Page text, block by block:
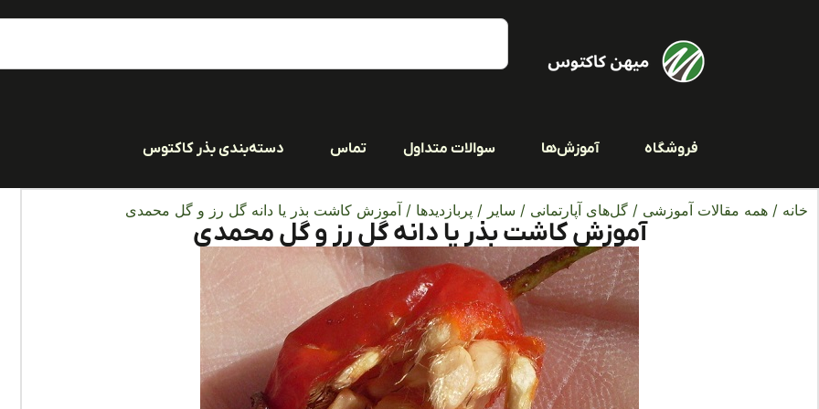
فروشگاه آموزش‌ها سوالات متداول تماس دسته‌بندی بذر کاکتوس
خانه / همه مقالات آموزشی / گل‌های آپارتمانی / سایر / پربازدیدها / آموزش کاشت بذر یا دانه گل رز و گل محمدی
آموزش کاشت بذر یا دانه گل رز و گل محمدی